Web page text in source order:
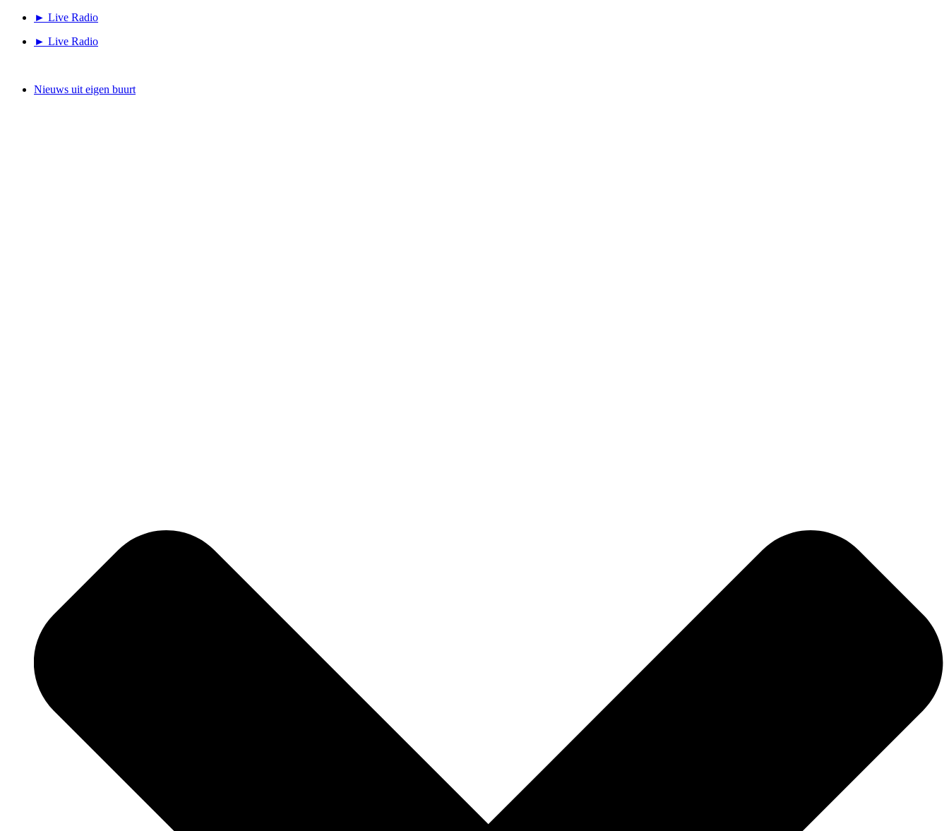
► Live Radio
► Live Radio
Nieuws uit eigen buurt